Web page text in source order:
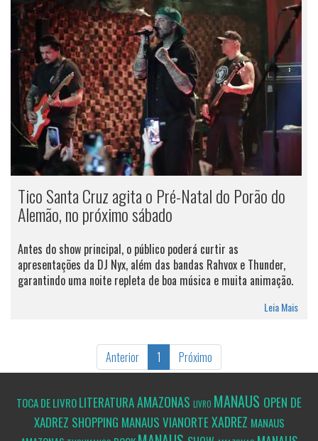
Tico Santa Cruz agita o Pré-Natal do Porão do
Alemão, no próximo sábado
Antes do show principal, o público poderá curtir as
apresentações da DJ Nyx, além das bandas Rahvox e Thunder,
garantindo uma noite repleta de boa música e muita animação.
Leia Mais
Anterior 1 Próximo
TOCA DE LIVROLITERATURAAMAZONAS LIVRO MANAUS OPEN DE
XADREZ SHOPPING MANAUS VIANORTEXADREZ MANAUS